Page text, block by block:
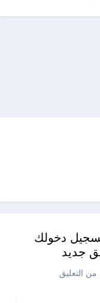
دخولك
جديد
التعليق